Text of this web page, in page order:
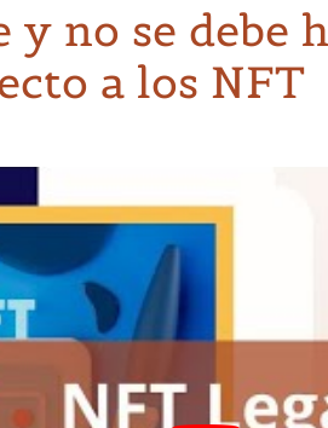
y no se debe
a los NFT